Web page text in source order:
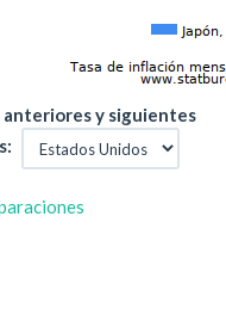
anteriores y siguientes